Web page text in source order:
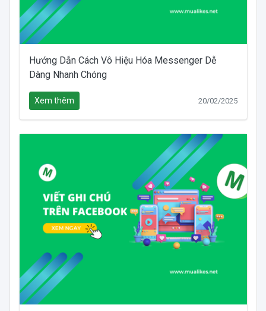
Hướng Dẫn Cách Vô Hiệu Hóa Messenger Dễ
Dàng Nhanh Chóng
Xem thêm 20/02/2025